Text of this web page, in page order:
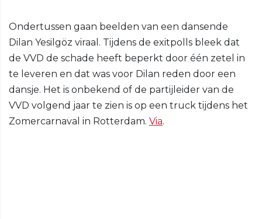
Ondertussen gaan beelden van een dansende
Dilan Yesilgöz viraal. Tijdens de exitpolls bleek dat
de VVD de schade heeft beperkt door één zetel in
te leveren en dat was voor Dilan reden door een
dansje. Het is onbekend of de partijleider van de
VVD volgend jaar te zien is op een truck tijdens het
Zomercarnaval in Rotterdam. Via.